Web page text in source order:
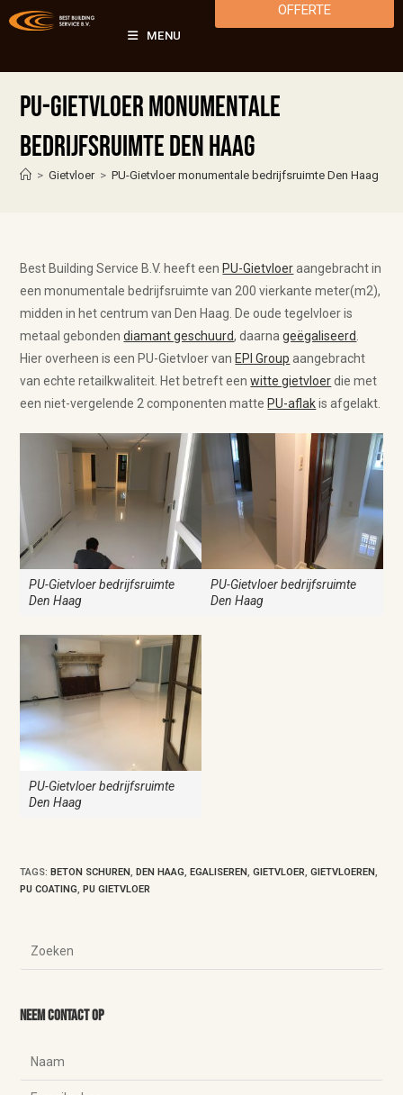
MENU
OFFERTE
PU-Gietvloer monumentale
bedrijfsruimte Den Haag
> Gietvloer > PU-Gietvloer monumentale bedrijfsruimte Den Haag
Best Building Service B.V. heeft een PU-Gietvloeraangebracht in
een monumentale bedrijfsruimte van 200 vierkante meter(m2),
midden in het centrum van Den Haag. De oude tegelvloer is
metaal gebondendiamant geschuurd, daarnageëgaliseerd
Hier overheen is een PU-Gietvloer van EPI Group aangebracht
van echte retailkwaliteit. Het betreft eenwitte gietvloerdie met
een niet-vergelende 2 componenten matte PU-aflakis afgelakt.
PU-Gietvloer bedrijfsruimte
Den Haag
PU-Gietvloer bedrijfsruimte
Den Haag
PU-Gietvloer bedrijfsruimte
Den Haag
TAGS: BETON SCHUREN, DEN HAAG, EGALISEREN, GIETVLOER, GIETVLOEREN,
PU COATING, PU GIETVLOER
Neem contact op